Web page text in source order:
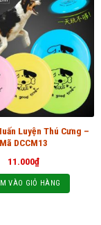
Luyện Thú Cưng –
Mã DCCM13
11.000₫
VÀO GIỎ HÀNG